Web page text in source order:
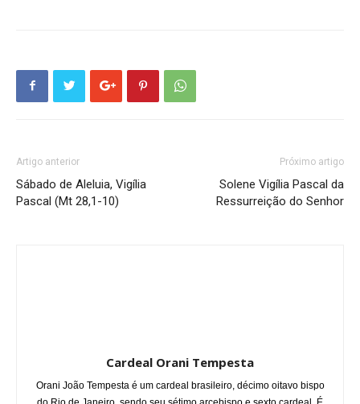
Artigo anterior
Sábado de Aleluia, Vigília
Pascal (Mt 28,1-10)
Próximo artigo
Solene Vigília Pascal da
Ressurreição do Senhor
Cardeal Orani Tempesta
Orani João Tempesta é um cardeal brasileiro, décimo oitavo bispo